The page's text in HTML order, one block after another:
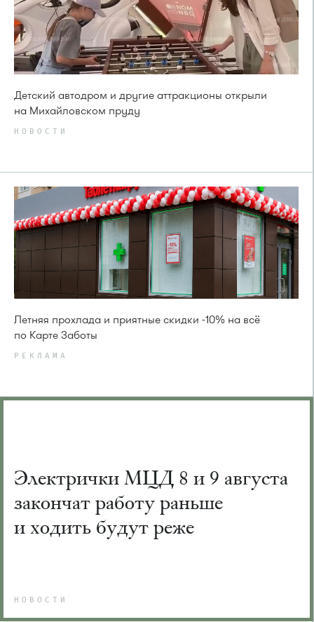
Детский автодром и другие аттракционы открыли
на Михайловском пруду
НОВОСТИ
Летняя прохлада и приятные скидки -10% на всё
по Карте Заботы
РЕКЛАМА
Электрички МЦД 8 и 9 августа
закончат работу раньше
и ходить будут реже
НОВОСТИ